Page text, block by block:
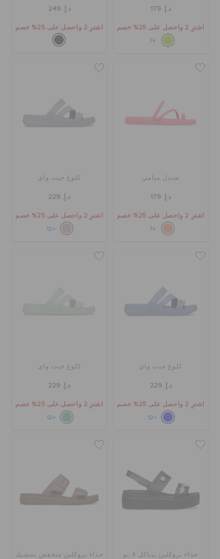
د.إ. 179
اشترِ 2 واحصل على 25% خصم
+7
د.إ. 249
اشترِ 2 واحصل على 25% خصم
صندل ميامي
د.إ. 179
اشترِ 2 واحصل على 25% خصم
+7
كلوغ جيت واي
د.إ. 229
اشترِ 2 واحصل على 25% خصم
+12
كلوغ جيت واي
د.إ. 229
اشترِ 2 واحصل على 25% خصم
+12
كلوغ جيت واي
د.إ. 229
اشترِ 2 واحصل على 25% خصم
+12
حذاء بروكلين بيناكل 4 يو حذاء بروكلين منخفض بمشبك